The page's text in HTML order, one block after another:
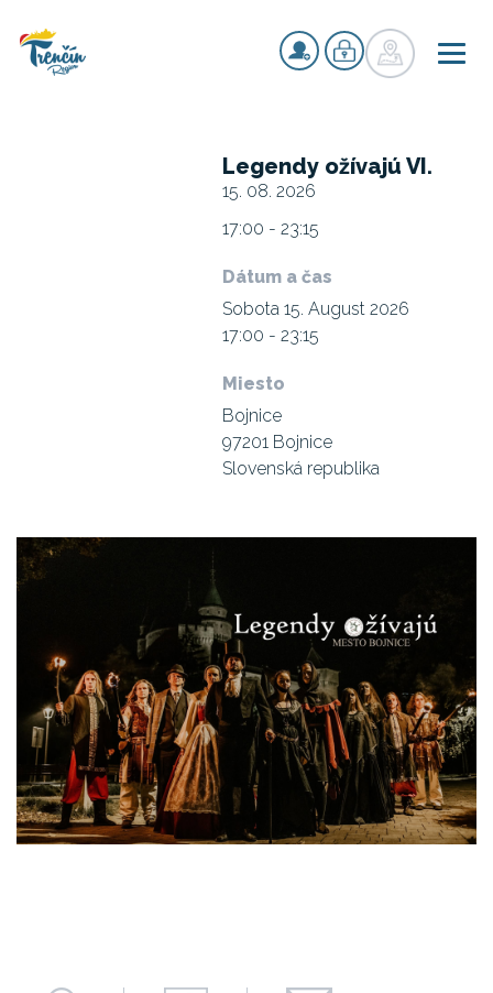
Legendy ožívajú VI.
15. 08. 2026
17:00 - 23:15
Dátum a čas
Sobota 15. August 2026
17:00 - 23:15
Miesto
Bojnice
97201 Bojnice
Slovenská republika